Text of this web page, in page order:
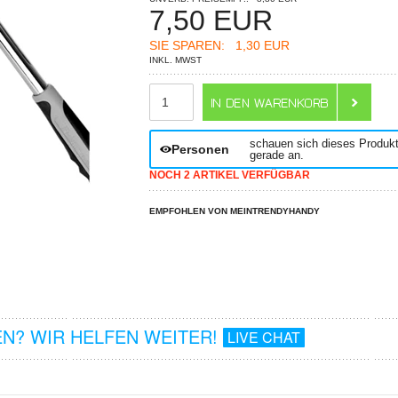
7,50 EUR
SIE SPAREN: 1,30 EUR
INKL. MWST
Personen
schauen sich dieses
gerade an.
NOCH 2 ARTIKEL VERFÜGBAR
EMPFOHLEN VON MEINTRENDYHANDY
WIR HELFEN WEITER! LIVE CHAT